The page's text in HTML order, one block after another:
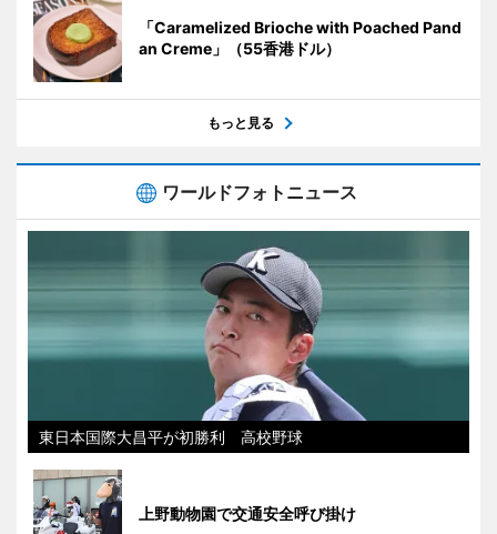
「Caramelized Brioche with Poached Pand
an Creme」（55香港ドル）
もっと見る
ワールドフォトニュース
東日本国際大昌平が初勝利 高校野球
上野動物園で交通安全呼び掛け